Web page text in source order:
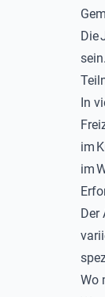
Die
sein.
In
im
im
Der
Wo